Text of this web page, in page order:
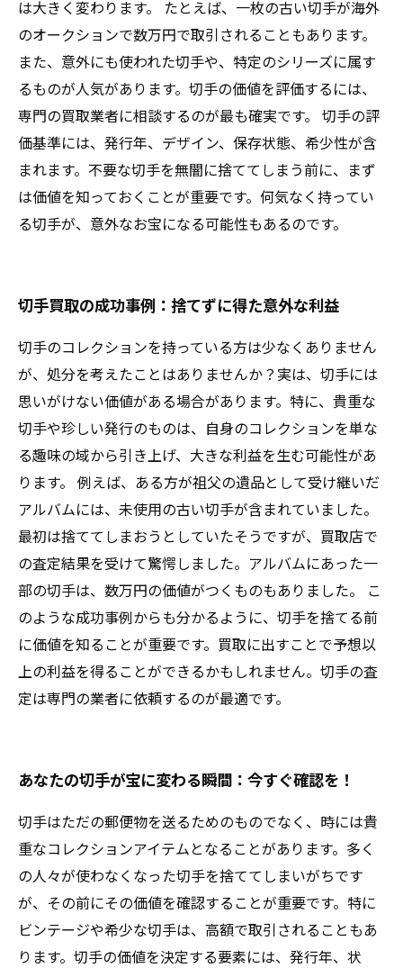
は大きく変わります。 たとえば、一枚の古い切手が海外
のオークションで数万円で取引されることもあります。
また、意外にも使われた切手や、特定のシリーズに属す
るものが人気があります。切手の価値を評価するには、
専門の買取業者に相談するのが最も確実です。 切手の評
価基準には、発行年、デザイン、保存状態、希少性が含
まれます。不要な切手を無闇に捨ててしまう前に、まず
は価値を知っておくことが重要です。何気なく持ってい
る切手が、意外なお宝になる可能性もあるのです。
切手買取の成功事例：捨てずに得た意外な利益
切手のコレクションを持っている方は少なくありません
が、処分を考えたことはありませんか？実は、切手には
思いがけない価値がある場合があります。特に、貴重な
切手や珍しい発行のものは、自身のコレクションを単な
る趣味の域から引き上げ、大きな利益を生む可能性があ
ります。 例えば、ある方が祖父の遺品として受け継いだ
アルバムには、未使用の古い切手が含まれていました。
最初は捨ててしまおうとしていたそうですが、買取店で
の査定結果を受けて驚愕しました。アルバムにあった一
部の切手は、数万円の価値がつくものもありました。 こ
のような成功事例からも分かるように、切手を捨てる前
に価値を知ることが重要です。買取に出すことで予想以
上の利益を得ることができるかもしれません。切手の査
定は専門の業者に依頼するのが最適です。
あなたの切手が宝に変わる瞬間：今すぐ確認を！
切手はただの郵便物を送るためのものでなく、時には貴
重なコレクションアイテムとなることがあります。多く
の人々が使わなくなった切手を捨ててしまいがちです
が、その前にその価値を確認することが重要です。特に
ビンテージや希少な切手は、高額で取引されることもあ
ります。切手の価値を決定する要素には、発行年、状